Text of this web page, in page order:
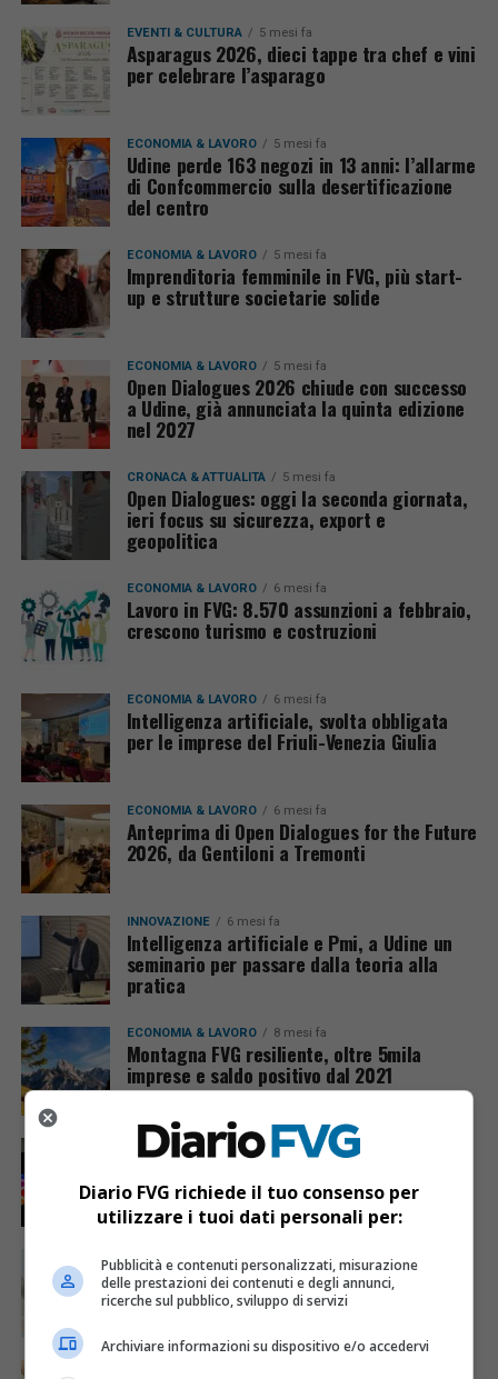
EVENTI & CULTURA 5 mesi fa
Asparagus 2026, dieci tappe tra chef e vini
per celebrare l’asparago
ECONOMIA & LAVORO 5 mesi fa
Udine perde 163 negozi in 13 anni: l’allarme
di Confcommercio sulla desertificazione
del centro
ECONOMIA & LAVORO 5 mesi fa
Imprenditoria femminile in FVG, più start-
up e strutture societarie solide
ECONOMIA & LAVORO 5 mesi fa
Open Dialogues 2026 chiude con successo
a Udine, già annunciata la quinta edizione
nel 2027
CRONACA & ATTUALITÀ 5 mesi fa
Open Dialogues: oggi la seconda giornata,
ieri focus su sicurezza, export e
geopolitica
ECONOMIA & LAVORO 6 mesi fa
Lavoro in FVG: 8.570 assunzioni a febbraio,
crescono turismo e costruzioni
ECONOMIA & LAVORO 6 mesi fa
Intelligenza artificiale, svolta obbligata
per le imprese del Friuli-Venezia Giulia
ECONOMIA & LAVORO 6 mesi fa
Anteprima di Open Dialogues for the Future
2026, da Gentiloni a Tremonti
INNOVAZIONE 6 mesi fa
Intelligenza artificiale e Pmi, a Udine un
seminario per passare dalla teoria alla
pratica
ECONOMIA & LAVORO 8 mesi fa
Montagna FVG resiliente, oltre 5mila
imprese e saldo positivo dal 2021
CRONACA & ATTUALITÀ 8 mesi fa
Falso profilo Instagram della Camera di
Commercio di Pordenone-Udine, scatta
l’allerta agli utenti
Domanda di lavoro in FVG in lieve
rallentamento a dicembre, ma crescono
costruzioni e turismo
Diario FVG richiede il tuo consenso per
utilizzare i tuoi dati personali per:
Pubblicità e contenuti personalizzati, misurazione
delle prestazioni dei contenuti e degli annunci,
ricerche sul pubblico, sviluppo di servizi
Archiviare informazioni su dispositivo e/o accedervi